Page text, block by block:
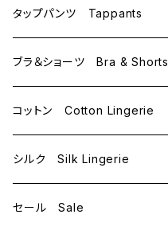
C75
D65
D70
E70
L
M
L
タップパンツ Tappants
ブラ＆ショーツ Bra & Shorts
コットン Cotton Lingerie
シルク Silk Lingerie
セール Sale